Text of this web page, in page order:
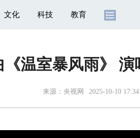
文化 科技 教育
《温室暴风雨》 演
来源： 央视网 2025-10-10 17:34